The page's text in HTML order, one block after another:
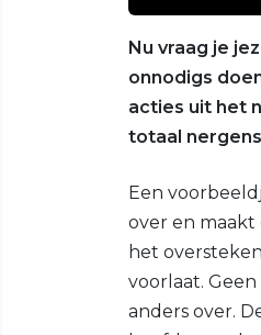
Nu vraag je
onnodigs
acties uit het
totaal
Een
over en maakt
het
voorlaat.
anders over.